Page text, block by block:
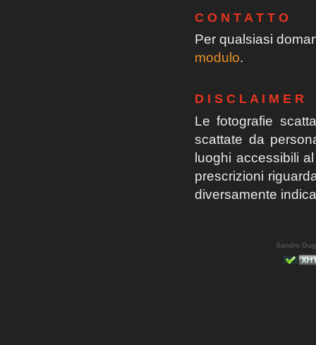
C O N T A T T O
Per qualsiasi
modulo.
D I S C L A I M E R
Le fotografie
scattate da
luoghi accessibili
prescrizioni
diversamente
Sandro